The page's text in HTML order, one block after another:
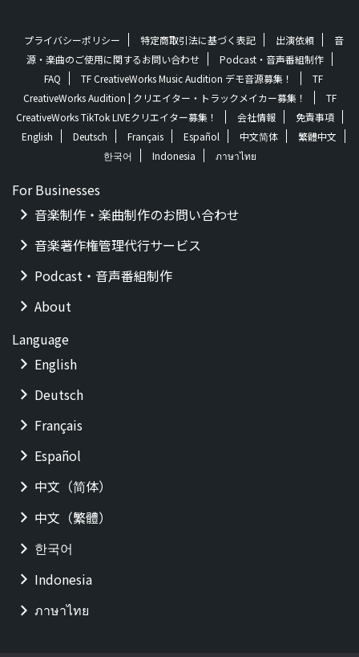
プライバシーポリシー 特定商取引法に基づく表記 出演依頼
音
源・楽曲のご使用に関するお問い合わせ
Podcast・音声番組制作
FAQ
TF CreativeWorks Music Audition デモ音源募集！
TF
CreativeWorks Audition | クリエイター・トラックメイカー募集！
TF
CreativeWorks TikTok LIVEクリエイター募集！
会社情報
免責事項
English
Deutsch Français Español 中文简体
繁體中文
한국어
Indonesia ภาษาไทย
For Businesses
音楽制作・楽曲制作のお問い合わせ
音楽著作権管理代行サービス
Podcast・音声番組制作
About
Language
English
Deutsch
Français
Español
中文（简体）
中文（繁體）
한국어
Indonesia
ภาษาไทย